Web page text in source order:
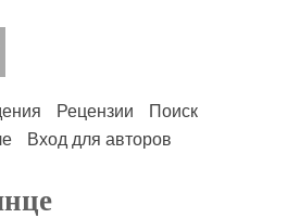
Рецензии
Поиск
Вход для авторов